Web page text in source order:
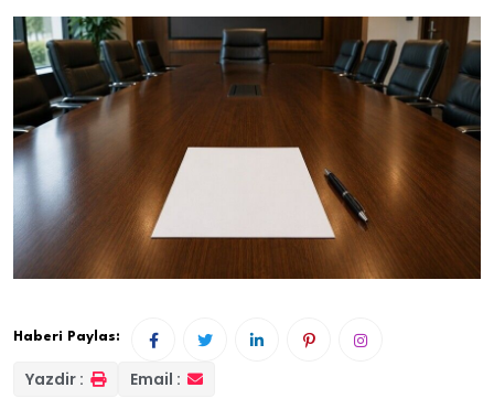
Haberi Paylas:
Yazdir : Email :